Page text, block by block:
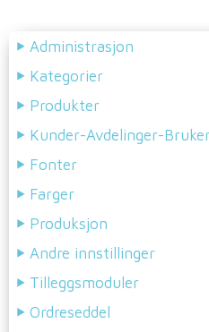
Administrasjon
Kategorier
Produkter
Kunder-Avdelinger-
Fonter
Farger
Produksjon
Andre innstillinger
Tilleggsmoduler
Ordreseddel